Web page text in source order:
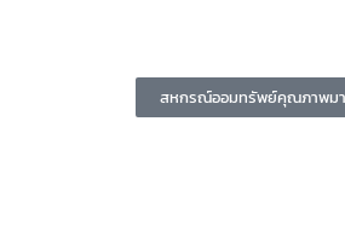
สหกรณ์ออมทรัพย์คุณภาพมา